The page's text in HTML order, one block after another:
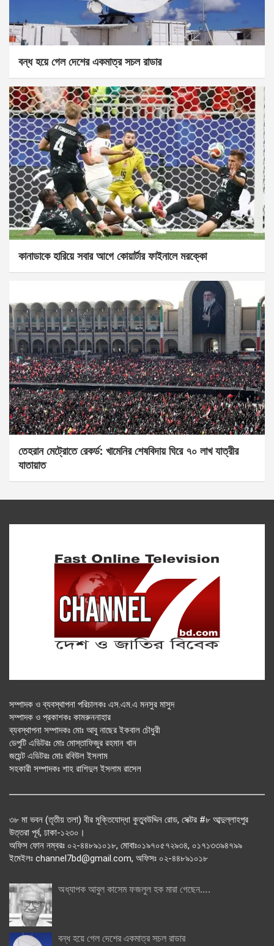
বন্ধ হয়ে গেল দেশের একমাত্র সচল রাডার
কানাডাকে হারিয়ে সবার আগে কোয়ার্টার ফাইনালে মরক্কো
তেহরান মেট্রোতে রেকর্ড: খামেনির শেষবিদায় ঘিরে ৭০ লাখ যাত্রীর
যাতায়াত
সম্পাদক ও ব্যবস্থাপনা পরিচালকঃ এস.এম.এ মনসুর মাসুদ
সম্পাদক ও প্রকাশকঃ কামরুননাহার
ব্যবস্থাপনা সম্পাদকঃ মোঃ আবু নাছের ইকবাল চৌধুরী
ডেপুটি এডিটরঃ মোঃ মোস্তাফিজুর রহমান খান
জয়েন্ট এডিটরঃ মোঃ রবিউল ইসলাম
সহকারী সম্পাদকঃ শাহ রাশিদুল ইসলাম রাসেল
৩৮ মা ভবন (তৃতীয় তলা) বীর মুক্তিযোদ্ধা কুতুবউদ্দিন রোড, সেক্টর #৮ আব্দুল্লাহপুর
উত্তরা পূর্ব, ঢাকা-১২৩০।
অফিস ফোন নম্বরঃ ০২-৪৪৮৯১০১৮, মোবাঃ০১৯৭০৫৭২৯৩৪, ০১৭১৩৩৯৪৭৯৯
ইমেইলঃ channel7bd@gmail.com, অফিসঃ ০২-৪৪৮৯১০১৮
অধ্যাপক আবুল কাসেম ফজলুল হক মারা গেছেন….
বন্ধ হয়ে গেল দেশের একমাত্র সচল রাডার